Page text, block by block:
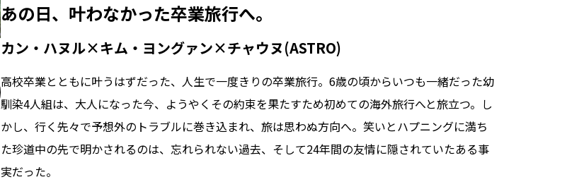
あの日、叶わなかった卒業旅行へ。
カン・ハヌル×キム・ヨングァン×チャウヌ(ASTRO)
高校卒業とともに叶うはずだった、人生で一度きりの卒業旅行。6歳の頃からいつも一緒だった幼
馴染4人組は、大人になった今、ようやくその約束を果たすため初めての海外旅行へと旅立つ。し
かし、行く先々で予想外のトラブルに巻き込まれ、旅は思わぬ方向へ。笑いとハプニングに満ち
た珍道中の先で明かされるのは、忘れられない過去、そして24年間の友情に隠されていたある事
実だった――。